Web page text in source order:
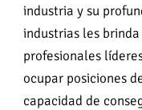
industria y su
industrias les
profesionales
ocupar posiciones
capacidad de